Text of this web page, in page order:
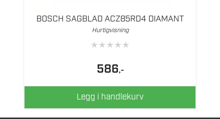
BOSCH SAGBLAD ACZ85RD4 DIAMANT
Hurtigvisning
★★★★★
586,-
Legg i handlekurv